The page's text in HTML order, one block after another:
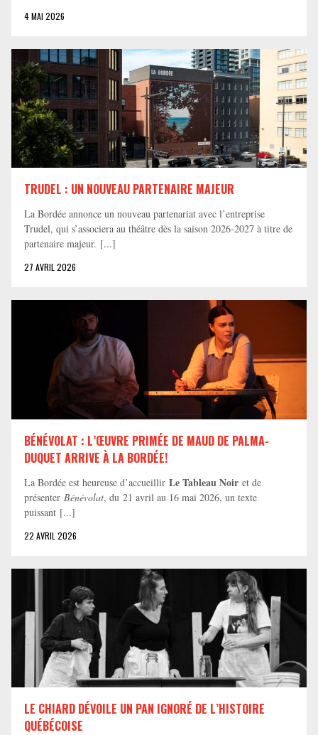
4 MAI 2026
TRUDEL : UN NOUVEAU PARTENAIRE MAJEUR
La Bordée annonce un nouveau partenariat avec l’entreprise
Trudel, qui s’associera au théâtre dès la saison 2026-2027 à titre de
partenaire majeur. [...]
27 AVRIL 2026
BÉNÉVOLAT : L’ŒUVRE PRIMÉE DE MAUD DE PALMA-
DUQUET ARRIVE À LA BORDÉE!
La Bordée est heureuse d’accueillir Le Tableau Noir et de
présenter Bénévolat, du 21 avril au 16 mai 2026, un texte
puissant [...]
22 AVRIL 2026
LE CHIARD DÉVOILE UN PAN IGNORÉ DE L’HISTOIRE
QUÉBÉCOISE